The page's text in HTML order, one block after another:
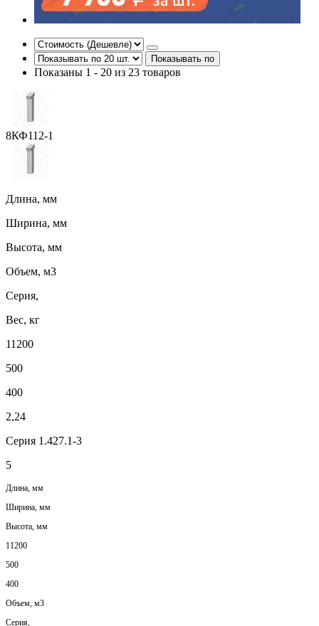
Показывать по
Показаны 1 - 20 из 23 товаров
8КФ112-1
Длина, мм
Ширина, мм
Высота, мм
Объем, м3
Серия,
Вес, кг
11200
500
400
2,24
Серия 1.427.1-3
5
Длина, мм
Ширина, мм
Высота, мм
11200
500
400
Объем, м3
Серия,